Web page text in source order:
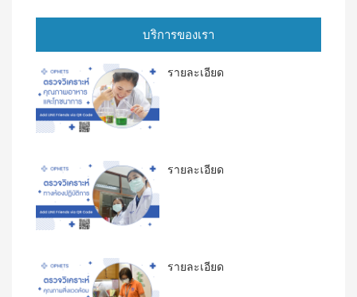
บริการของเรา
รายละเอียด
รายละเอียด
รายละเอียด